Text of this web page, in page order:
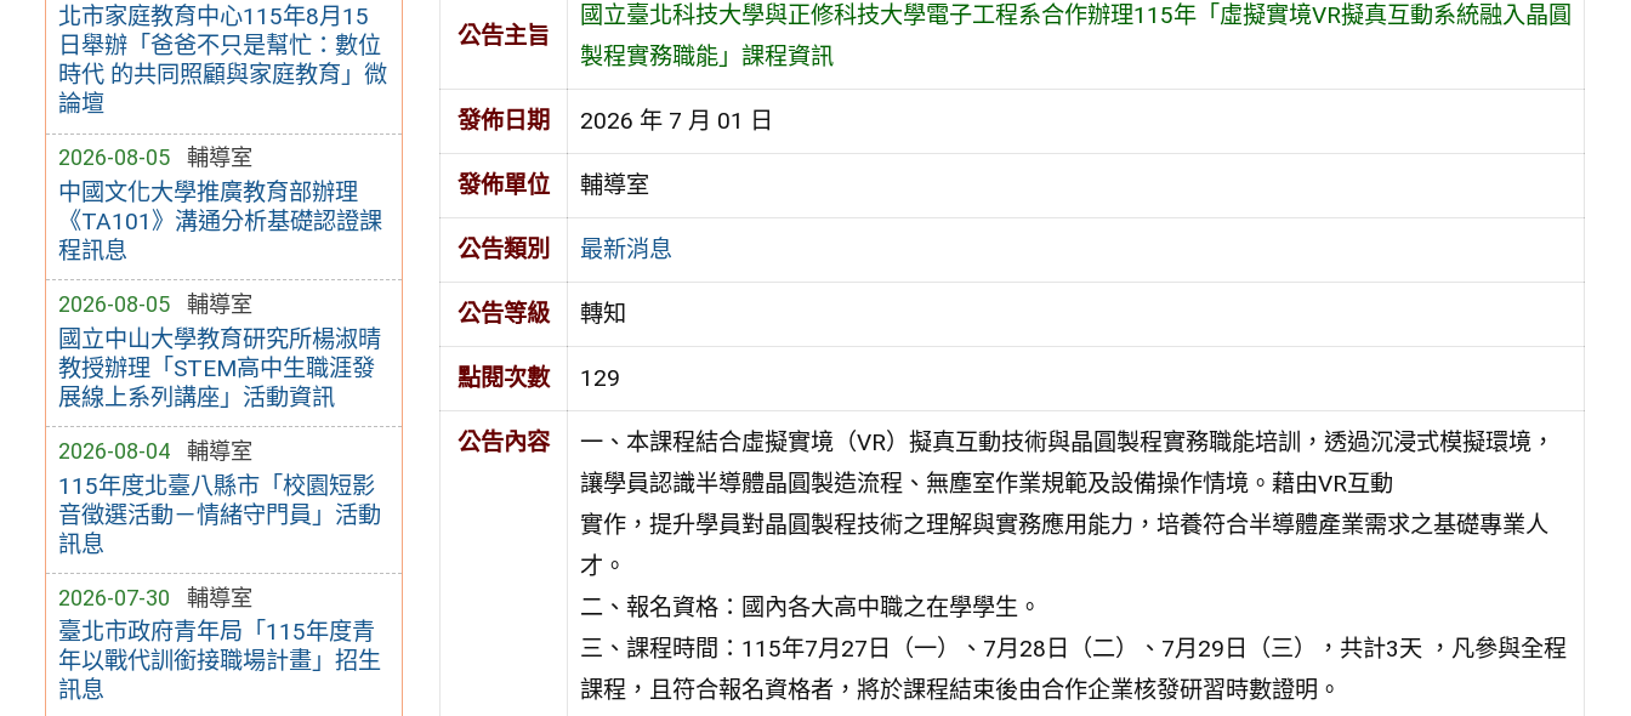
北市家庭教育中心115年8月15
日舉辦「爸爸不只是幫忙：數位
時代 的共同照顧與家庭教育」微
論壇
2026-08-05 輔導室
中國文化大學推廣教育部辦理
《TA101》溝通分析基礎認證課
程訊息
2026-08-05 輔導室
國立中山大學教育研究所楊淑晴
教授辦理「STEM高中生職涯發
展線上系列講座」活動資訊
2026-08-04 輔導室
115年度北臺八縣市「校園短影
音徵選活動－情緒守門員」活動
訊息
2026-07-30 輔導室
臺北市政府青年局「115年度青
年以戰代訓銜接職場計畫」招生
訊息
公告主旨
國立臺北科技大學與正修科技大學電子工程系合作辦理115年「虛擬實境VR擬真互動系統融入晶圓
製程實務職能」課程資訊
發佈日期 2026 年 7 月 01 日
發佈單位 輔導室
公告類別 最新消息
公告等級 轉知
點閱次數 129
公告內容
一、本課程結合虛擬實境（VR）擬真互動技術與晶圓製程實務職能培訓，透過沉浸式模擬環境，
讓學員認識半導體晶圓製造流程、無塵室作業規範及設備操作情境。藉由VR互動
實作，提升學員對晶圓製程技術之理解與實務應用能力，培養符合半導體產業需求之基礎專業人
才。
二、報名資格：國內各大高中職之在學學生。
三、課程時間：115年7月27日（一）、7月28日（二）、7月29日（三），共計3天 ，凡參與全程
課程，且符合報名資格者，將於課程結束後由合作企業核發研習時數證明。